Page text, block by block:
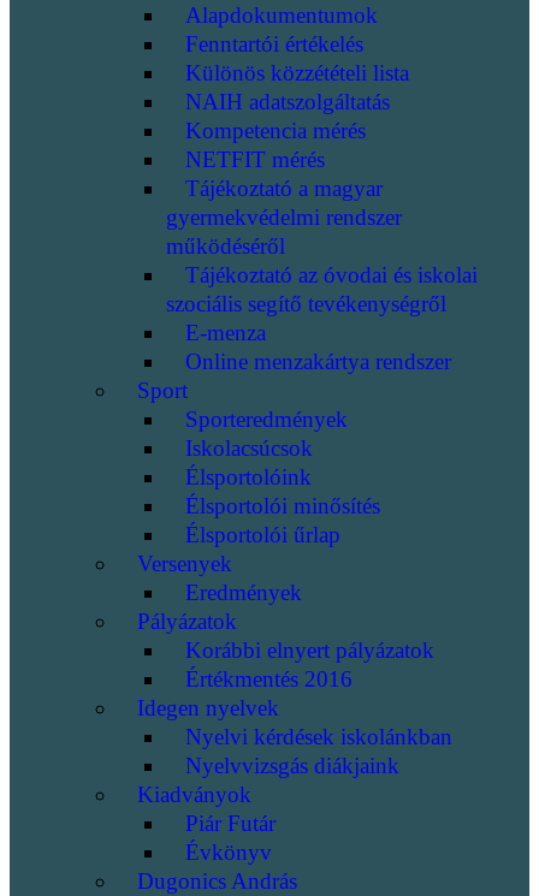
Alapdokumentumok
Fenntartói értékelés
Különös közzétételi lista
NAIH adatszolgáltatás
Kompetencia mérés
NETFIT mérés
Tájékoztató a magyar
gyermekvédelmi rendszer
működéséről
Tájékoztató az óvodai és iskolai
szociális segítő tevékenységről
E-menza
Online menzakártya rendszer
Sport
Sporteredmények
Iskolacsúcsok
Élsportolóink
Élsportolói minősítés
Élsportolói űrlap
Versenyek
Eredmények
Pályázatok
Korábbi elnyert pályázatok
Értékmentés 2016
Idegen nyelvek
Nyelvi kérdések iskolánkban
Nyelvvizsgás diákjaink
Kiadványok
Piár Futár
Évkönyv
Dugonics András